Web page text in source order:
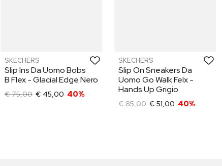
SKECHERS
Slip Ins Da Uomo Bobs
B Flex - Glacial Edge Nero
€ 75,00 € 45,00 40%
SKECHERS
Slip On Sneakers Da
Uomo Go Walk Felx -
Hands Up Grigio
€ 85,00 € 51,00 40%